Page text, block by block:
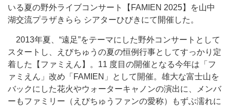
いる夏の野外ライブコンサート【FAMIEN 2025】を山中
湖交流プラザきらら シアターひびきにて開催した。
2013年夏、“遠足”をテーマにした野外コンサートとして
スタートし、えびちゅうの夏の恒例行事としてすっかり定
着した【ファミえん】。11 度目の開催となる今年は「フ
ァミえん」改め「FAMIEN」として開催。雄大な富士山を
バックにした花火やウォーターキャノンの演出に、メンバ
ーもファミリー（えびちゅうファンの愛称）もずぶ濡れに